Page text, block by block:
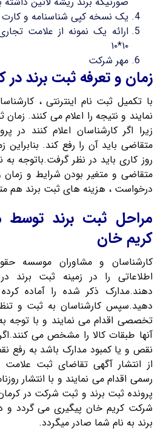
یک نسخه کپی شناسنامه و
ارائه یک نمونه از علامت
۱۰*۱۰
مهر شرکت
زمان و تعرفه ثبت برند در
با تکمیل ثبت نام اینترنتی ،
نمایند و نتیجه را اعلام می کنند.
زیرا اگر کارشناسان اعلام کنند در
روز کاری باید در نظر گرفت.باتوجه
متقاضی و متغیر بودن شرایط و
درخواست ، هزینه های ثبت برند هم
مراحل ثبت برند
کریم خان
کارشناسان و مشاوران موسسه
اطلاعاتی را در زمینه ثبت برند
دهند.مدارک ذکر شده را آماده کرده
دهید.سپس کارشناسان به ثبت و
تخصصی اقدام می نمایند و با توجه
آنها طبقات کالا را مشخص می
نقص و یا کمبود مدارک باشد به رفع
از انتشار آگهی تقاضای ثبت علامت
رسمی اقدام می نمایند و با انتشار
پرونده ثبت برند و ثبت شرکت در
شرکت کریم خان پیگیری می گردد و
برند به نام شما صادر میگردد.